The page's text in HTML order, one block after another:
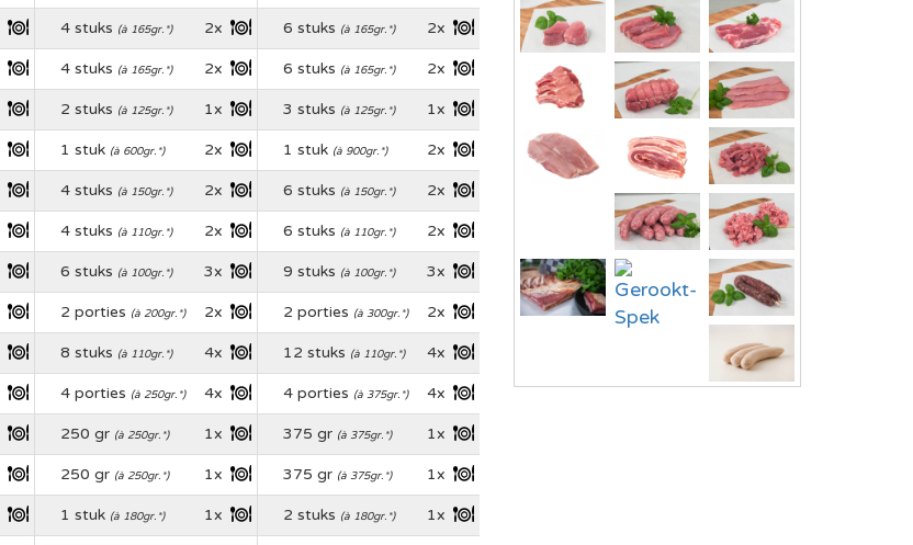
4 stuks (à 165gr.*) 2x 6 stuks (à 165gr.*) 2x
4 stuks (à 165gr.*) 2x 6 stuks (à 165gr.*) 2x
2 stuks (à 125gr.*) 1x 3 stuks (à 125gr.*) 1x
1 stuk (à 600gr.*) 2x 1 stuk (à 900gr.*) 2x
4 stuks (à 150gr.*) 2x 6 stuks (à 150gr.*) 2x
4 stuks (à 110gr.*) 2x 6 stuks (à 110gr.*) 2x
6 stuks (à 100gr.*) 3x 9 stuks (à 100gr.*) 3x
2 porties (à 200gr.*) 2x 2 porties (à 300gr.*) 2x
8 stuks (à 110gr.*) 4x 12 stuks (à 110gr.*) 4x
4 porties (à 250gr.*) 4x 4 porties (à 375gr.*) 4x
250 gr (à 250gr.*) 1x 375 gr (à 375gr.*) 1x
250 gr (à 250gr.*) 1x 375 gr (à 375gr.*) 1x
1 stuk (à 180gr.*) 1x 2 stuks (à 180gr.*) 1x